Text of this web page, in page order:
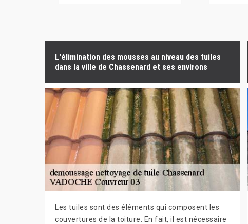
L'élimination des mousses au niveau des tuiles
dans la ville de Chassenard et ses environs
Les tuiles sont des éléments qui composent les
couvertures de la toiture. En fait, il est nécessaire